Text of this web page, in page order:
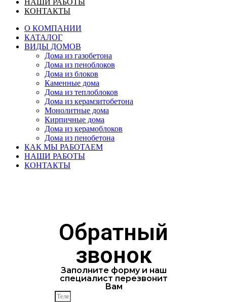
НАШИ РАБОТЫ
КОНТАКТЫ
О КОМПАНИИ
КАТАЛОГ
ВИДЫ ДОМОВ
Дома из газобетона
Дома из пеноблоков
Дома из блоков
Каменные дома
Дома из теплоблоков
Дома из керамзитобетона
Монолитные дома
Кирпичные дома
Дома из керамоблоков
Дома из пенобетона
КАК МЫ РАБОТАЕМ
НАШИ РАБОТЫ
КОНТАКТЫ
Обратный
звонок
Заполните форму и наш
специалист перезвонит
Вам